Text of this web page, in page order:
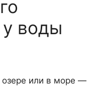
воды
озере или в море —